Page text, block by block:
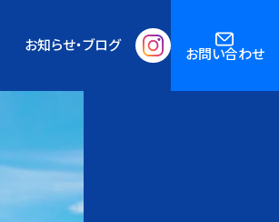
お知らせ・ブログ お問い合わせ